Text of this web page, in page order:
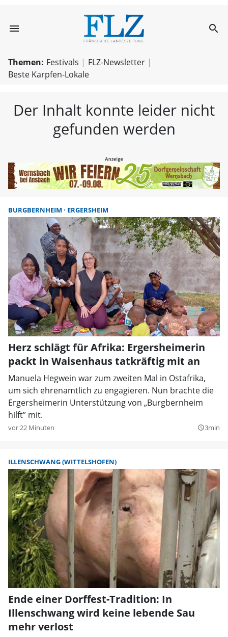
menu FLZ – search
Themen: Festivals
FLZ-Newsletter
Beste Karpfen-Lokale
Der Inhalt konnte leider nicht
gefunden werden
BURGBERNHEIM ERGERSHEIM
Herz schlägt für Afrika: Ergersheimerin
packt in Waisenhaus tatkräftig mit an
Manuela Hegwein war zum zweiten Mal in Ostafrika,
um sich ehrenamtlich zu engagieren. Nun brachte die
Ergersheimerin Unterstützung von „Burgbernheim
hilft” mit.
vor 22 Minuten query_builder3min
ILLENSCHWANG (WITTELSHOFEN)
Ende einer Dorffest-Tradition: In
Illenschwang wird keine lebende Sau
mehr verlost